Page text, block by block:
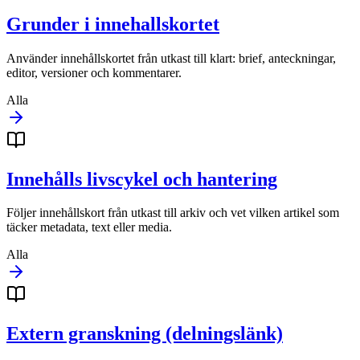
Grunder i innehallskortet
Använder innehållskortet från utkast till klart: brief, anteckningar,
editor, versioner och kommentarer.
Alla
Innehålls livscykel och hantering
Följer innehållskort från utkast till arkiv och vet vilken artikel som
täcker metadata, text eller media.
Alla
Extern granskning (delningslänk)